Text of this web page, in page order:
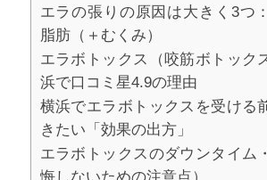
エラの張りの原因は大きく3つ
脂肪（＋むくみ）
エラボトックス（咬筋ボトック
浜で口コミ星4.9の理由
横浜でエラボトックスを受ける
きたい「効果の出方」
エラボトックスのダウンタイム